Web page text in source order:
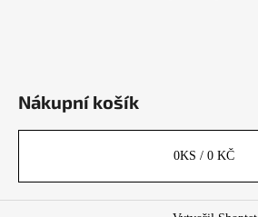
Nákupní košík
0KS / 0 KČ